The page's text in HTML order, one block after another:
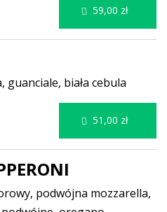
biała cebula
podwójna mozzarella,